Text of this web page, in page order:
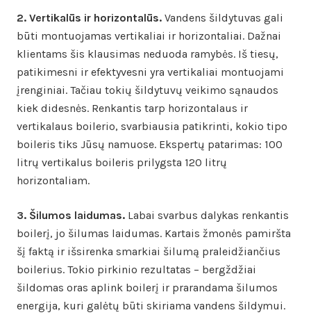
2. Vertikalūs ir horizontalūs. Vandens šildytuvas gali
būti montuojamas vertikaliai ir horizontaliai. Dažnai
klientams šis klausimas neduoda ramybės. Iš tiesų,
patikimesni ir efektyvesni yra vertikaliai montuojami
įrenginiai. Tačiau tokių šildytuvų veikimo sąnaudos
kiek didesnės. Renkantis tarp horizontalaus ir
vertikalaus boilerio, svarbiausia patikrinti, kokio tipo
boileris tiks Jūsų namuose. Ekspertų patarimas: 100
litrų vertikalus boileris prilygsta 120 litrų
horizontaliam.
3. Šilumos laidumas. Labai svarbus dalykas renkantis
boilerį, jo šilumas laidumas. Kartais žmonės pamiršta
šį faktą ir išsirenka smarkiai šilumą praleidžiančius
boilerius. Tokio pirkinio rezultatas – bergždžiai
šildomas oras aplink boilerį ir prarandama šilumos
energija, kuri galėtų būti skiriama vandens šildymui.